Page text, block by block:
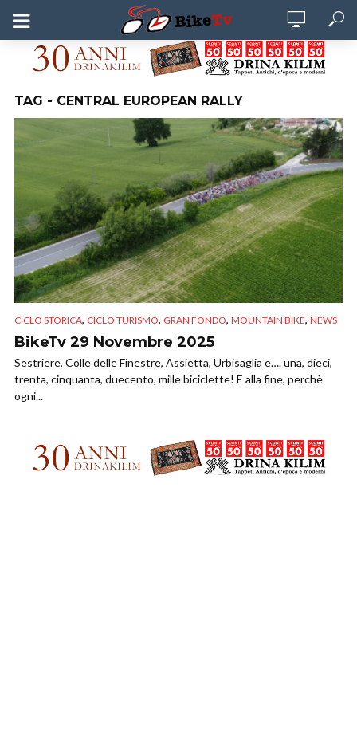
TAG - CENTRAL EUROPEAN RALLY
CICLO STORICA, CICLO TURISMO, GRAN FONDO, MOUNTAIN BIKE, NEWS
BikeTv 29 Novembre 2025
Sestriere, Colle delle Finestre, Assietta, Urbisaglia e…. una, dieci,
trenta, cinquanta, duecento, mille biciclette! E alla fine, perchè
ogni...